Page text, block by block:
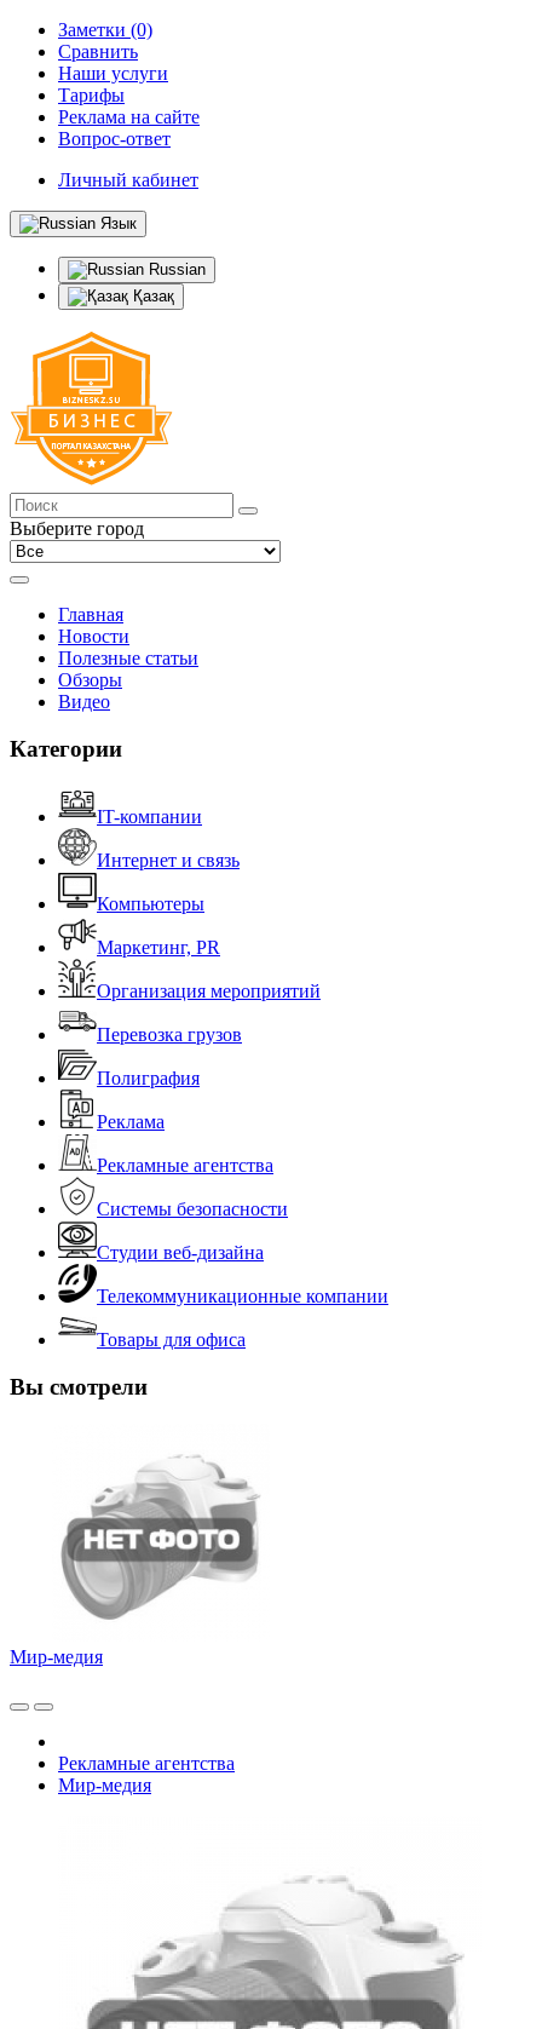
Заметки (0)
Сравнить
Наши услуги
Тарифы
Реклама на сайте
Вопрос-ответ
Личный кабинет
Язык
Russian
Қазақ
Выберите город
Главная
Новости
Полезные статьи
Обзоры
Видео
Категории
IT-компании
Интернет и связь
Компьютеры
Маркетинг, PR
Организация мероприятий
Перевозка грузов
Полиграфия
Реклама
Рекламные агентства
Системы безопасности
Студии веб-дизайна
Телекоммуникационные компании
Товары для офиса
Вы смотрели
Мир-медия
Рекламные агентства
Мир-медия